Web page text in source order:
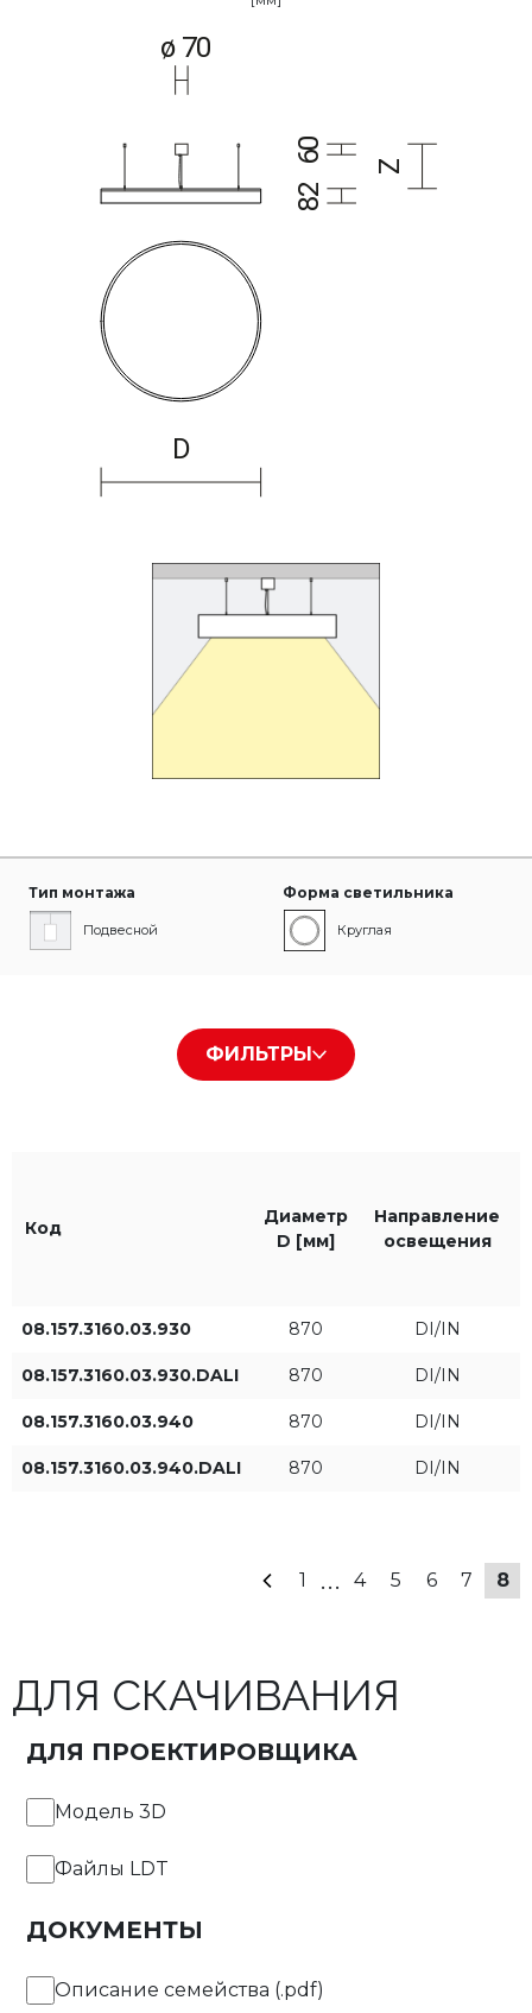
Тип монтажа
Подвесной
Форма светильника
Круглая
Цвет корпуса
Белый RAL9016
930
Направление освещения
DI/IN
Мощность светильника
[Вт]
ФИЛЬТРЫ
Код
Диаметр
D [мм]
Направление
освещения
08.157.3160.03.930 870 DI/IN
08.157.3160.03.930.DALI 870 DI/IN
08.157.3160.03.940 870 DI/IN
08.157.3160.03.940.DALI 870 DI/IN
1 ... 4 5 6 7 8
ДЛЯ СКАЧИВАНИЯ
ДЛЯ ПРОЕКТИРОВЩИКА
Модель 3D
Файлы LDT
ДОКУМЕНТЫ
Описание семейства (.pdf)